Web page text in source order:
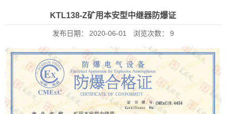
KTL138-Z矿用本安型中继器防爆证
发布日期： 2020-06-01 浏览次数： 9